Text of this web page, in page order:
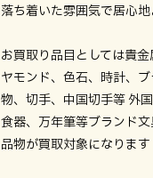
落ち着いた雰囲気で居心
お買取り品目としては貴
ヤモンド、色石、時計、
物、切手、中国切手等 外
食器、万年筆等ブランド
品物が買取対象になります